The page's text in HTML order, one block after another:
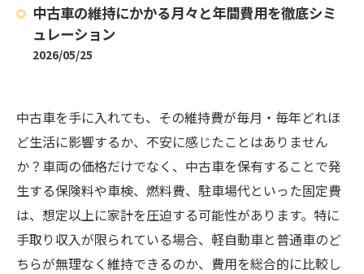
中古車の維持にかかる月々と年間費用を徹底シミ
ュレーション
2026/05/25
中古車を手に入れても、その維持費が毎月・毎年どれほ
ど生活に影響するか、不安に感じたことはありません
か？車両の価格だけでなく、中古車を保有することで発
生する保険料や車検、燃料費、駐車場代といった固定費
は、想定以上に家計を圧迫する可能性があります。特に
手取り収入が限られている場合、軽自動車と普通車のど
ちらが無理なく維持できるのか、費用を総合的に比較し